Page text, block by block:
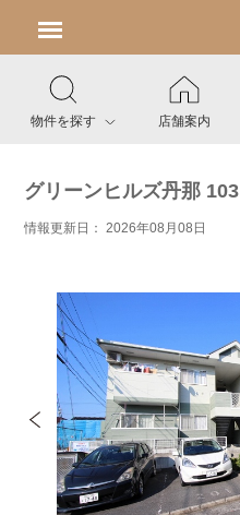
物件を探す 店舗案内
グリーンヒルズ丹那 103
情報更新日： 2026年08月08日